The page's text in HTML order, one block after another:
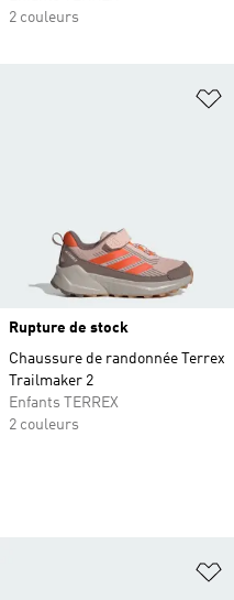
2 couleurs
Rupture de stock
Chaussure de randonnée Terrex
Trailmaker 2
Enfants TERREX
2 couleurs